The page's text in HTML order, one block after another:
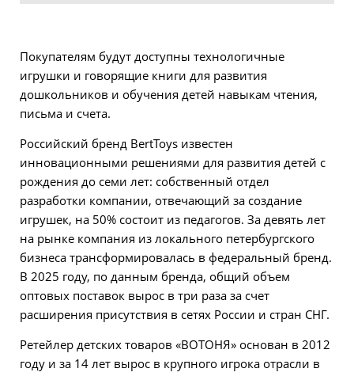
Покупателям будут доступны технологичные
игрушки и говорящие книги для развития
дошкольников и обучения детей навыкам чтения,
письма и счета.
Российский бренд BertToys известен
инновационными решениями для развития детей с
рождения до семи лет: собственный отдел
разработки компании, отвечающий за создание
игрушек, на 50% состоит из педагогов. За девять лет
на рынке компания из локального петербургского
бизнеса трансформировалась в федеральный бренд.
В 2025 году, по данным бренда, общий объем
оптовых поставок вырос в три раза за счет
расширения присутствия в сетях России и стран СНГ.
Ретейлер детских товаров «ВОТОНЯ» основан в 2012
году и за 14 лет вырос в крупного игрока отрасли в